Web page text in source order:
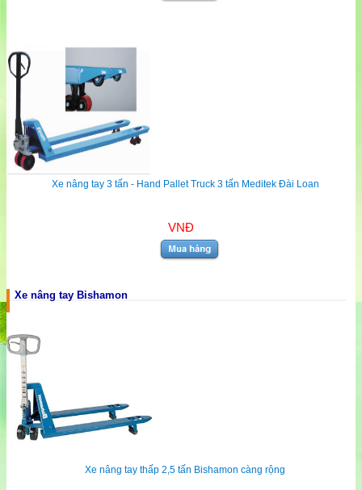
Xe nâng tay 3 tấn - Hand Pallet Truck 3 tấn Meditek Đài Loan
VNĐ
Xe nâng tay Bishamon
Xe nâng tay thấp 2,5 tấn Bishamon càng rộng